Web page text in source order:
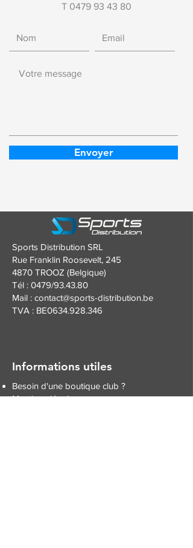
T 0479 93 43 80
Envoyer
Sports Distribution SRL
Rue Franklin Roosevelt, 245
4870 TROOZ (Belgique)
Tél : 0479/93.43.80
Mail : contact@sports-distribution.be
TVA : BE0634.928.346
Informations utiles
Besoin d'une boutique club ?
Mentions légales